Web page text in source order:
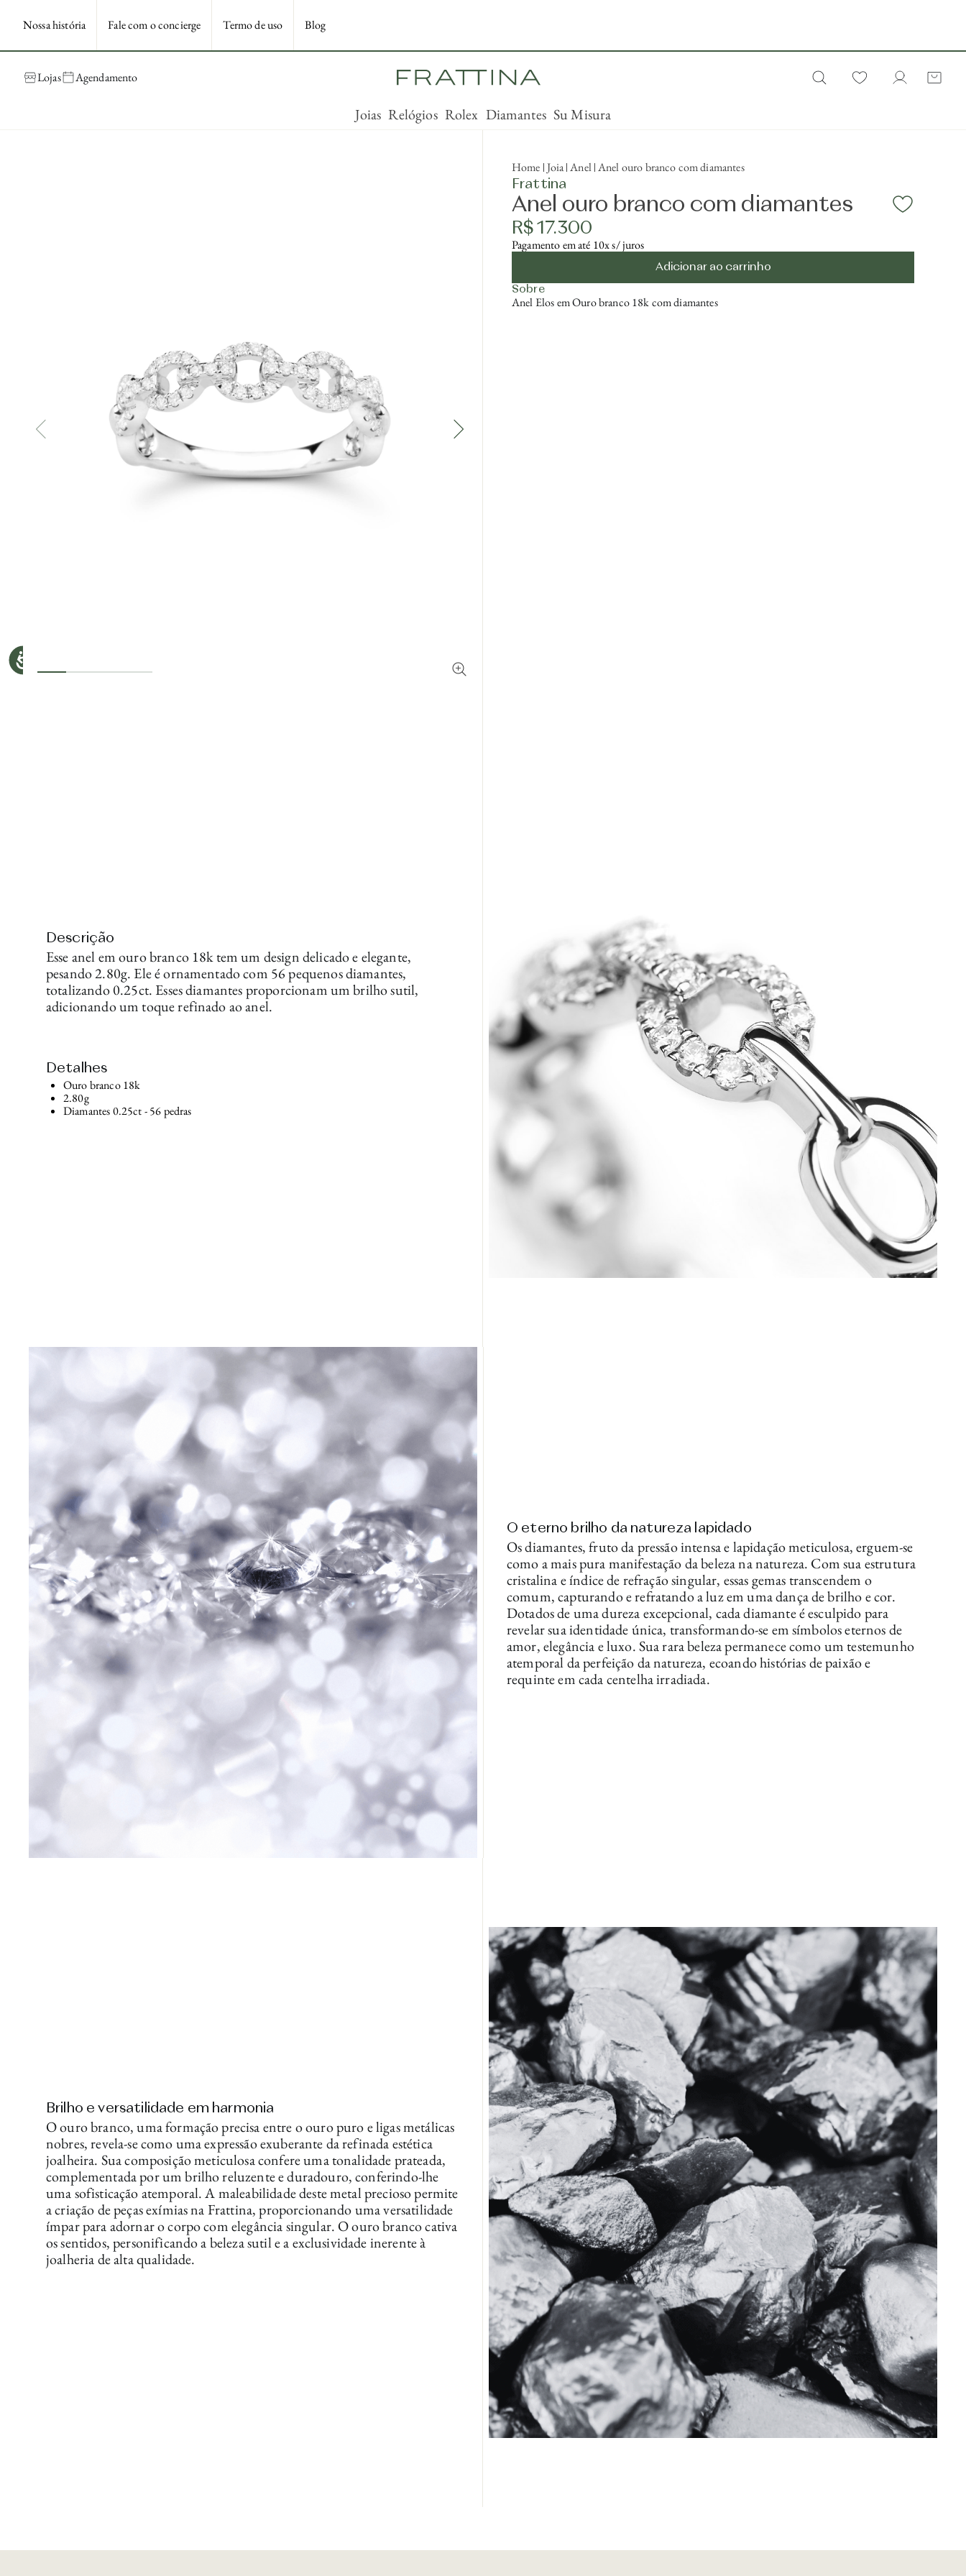
Nossa história Fale com o concierge Termo de uso Blog
Lojas Agendamento
Joias Relógios Rolex Diamantes Su Misura
Home Joia Anel Anel ouro branco com diamantes
Frattina
Anel ouro branco com diamantes
R$ 17.300
Pagamento em até 10x s/ juros
Adicionar ao carrinho
Sobre
Anel Elos em Ouro branco 18k com diamantes
Descrição
Esse anel em ouro branco 18k tem um design delicado e elegante,
pesando 2.80g. Ele é ornamentado com 56 pequenos diamantes,
totalizando 0.25ct. Esses diamantes proporcionam um brilho sutil,
adicionando um toque refinado ao anel.
Detalhes
Ouro branco 18k
2.80g
Diamantes 0.25ct - 56 pedras
O eterno brilho da natureza lapidado
Os diamantes, fruto da pressão intensa e lapidação meticulosa, erguem-se
como a mais pura manifestação da beleza na natureza. Com sua estrutura
cristalina e índice de refração singular, essas gemas transcendem o
comum, capturando e refratando a luz em uma dança de brilho e cor.
Dotados de uma dureza excepcional, cada diamante é esculpido para
revelar sua identidade única, transformando-se em símbolos eternos de
amor, elegância e luxo. Sua rara beleza permanece como um testemunho
atemporal da perfeição da natureza, ecoando histórias de paixão e
requinte em cada centelha irradiada.
Brilho e versatilidade em harmonia
O ouro branco, uma formação precisa entre o ouro puro e ligas metálicas
nobres, revela-se como uma expressão exuberante da refinada estética
joalheira. Sua composição meticulosa confere uma tonalidade prateada,
complementada por um brilho reluzente e duradouro, conferindo-lhe
uma sofisticação atemporal. A maleabilidade deste metal precioso permite
a criação de peças exímias na Frattina, proporcionando uma versatilidade
ímpar para adornar o corpo com elegância singular. O ouro branco cativa
os sentidos, personificando a beleza sutil e a exclusividade inerente à
joalheria de alta qualidade.